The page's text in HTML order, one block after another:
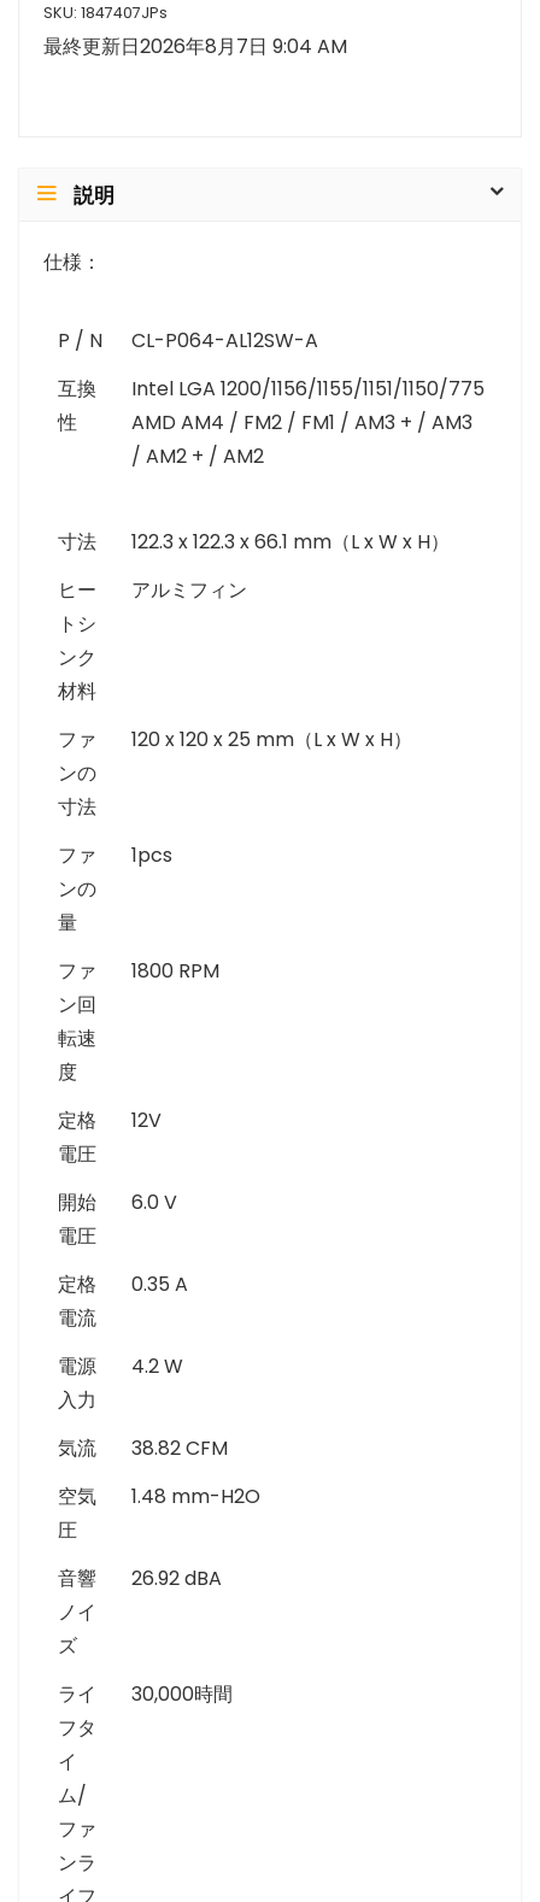
SKU: 1847407JPs
最終更新日2026年8月7日 9:04 AM
説明
仕様：
P / N
CL-P064-AL12SW-A
互換
性
Intel LGA 1200/1156/1155/1151/1150/775
AMD AM4 / FM2 / FM1 / AM3 + / AM3
/ AM2 + / AM2
寸法
122.3 x 122.3 x 66.1 mm（L x W x H）
ヒー
トシ
ンク
材料
アルミフィン
ファ
ンの
寸法
120 x 120 x 25 mm（L x W x H）
ファ
ンの
量
1pcs
ファ
ン回
転速
度
1800 RPM
定格
電圧
12V
開始
電圧
6.0 V
定格
電流
0.35 A
電源
入力
4.2 W
気流
38.82 CFM
空気
圧
1.48 mm-H2O
音響
ノイ
ズ
26.92 dBA
ライ
フタ
イ
ム/
ファ
ンラ
イフ
30,000時間